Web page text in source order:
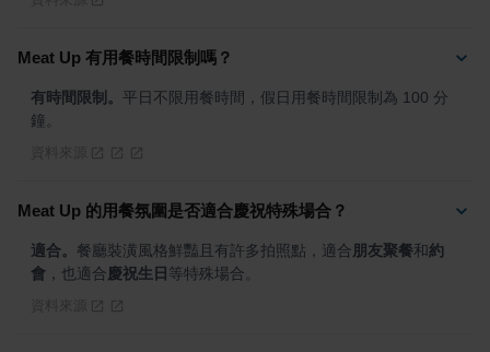
Meat Up 有用餐時間限制嗎？
有時間限制。 平日不限用餐時間，假日用餐時間限制為 100 分
鐘。
Meat Up 的用餐氛圍是否適合慶祝特殊場合？
適合。 餐廳裝潢風格鮮豔且有許多拍照點，適合 朋友聚餐和約
會 ，也適合 慶祝生日 等特殊場合。